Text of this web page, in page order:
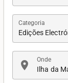
Edições
Categoria
location_on Ilha da
Onde